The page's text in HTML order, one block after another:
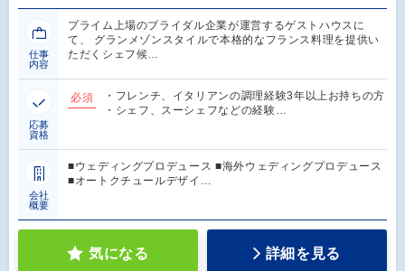
仕事
内容
プライム上場のブライダル企業が運営するゲストハウスに
て、 グランメゾンスタイルで本格的なフランス料理を提供い
ただくシェフ候…
応募
資格
必須
・フレンチ、イタリアンの調理経験3年以上お持ちの方
・シェフ、スーシェフなどの経験…
会社
概要
■ウェディングプロデュース ■海外ウェディングプロデュース
■オートクチュールデザイ…
気になる 詳細を見る